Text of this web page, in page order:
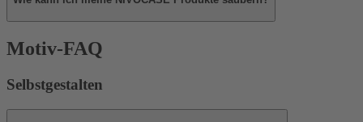
Motiv-FAQ
Selbstgestalten